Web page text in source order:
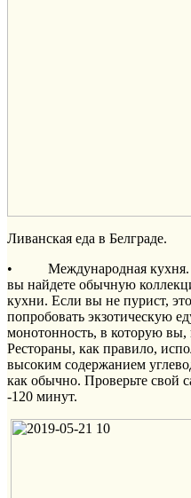
Ливанская еда в Белграде.
• Международная кухня. В
вы найдете обычную
кухни. Если вы не пурист,
попробовать экзотическую
монотонность, в которую
Рестораны, как правило,
высоким содержанием
как обычно. Проверьте свой
-120 минут.